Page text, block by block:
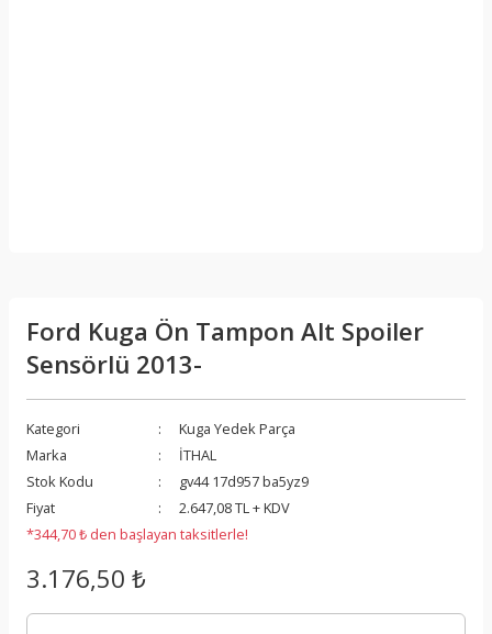
Ford Kuga Ön Tampon Alt Spoiler
Sensörlü 2013-
Kategori
Kuga Yedek Parça
Marka
İTHAL
Stok Kodu
gv44 17d957 ba5yz9
Fiyat
2.647,08 TL + KDV
*344,70 ₺ den başlayan taksitlerle!
3.176,50 ₺